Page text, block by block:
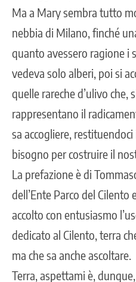
Ma a Mary sembra tutto
nebbia di Milano, finché
quanto avessero ragione i
vedeva solo alberi, poi si
quelle rareche d’ulivo che,
rappresentano il
sa accogliere,
bisogno per costruire il
La prefazione è di
dell’Ente Parco del Cilento
accolto con entusiasmo
dedicato al Cilento, terra
ma che sa anche ascoltare.
Terra, aspettami è,